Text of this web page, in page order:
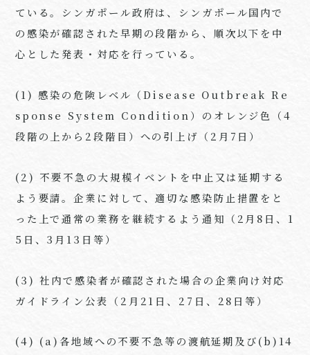
ている。シンガポール政府は、シンガポール国内で
の感染が確認された早期の段階から、順次以下を中
心とした発表・対応を行っている。
(1) 感染の危険レベル（Disease Outbreak Re
sponse System Condition）のオレンジ色（4
段階の上から2段階目）への引上げ（2月7日）
(2) 不要不急の大規模イベントを中止又は延期する
よう要請。企業に対して、適切な感染防止措置をと
った上で通常の業務を継続するよう通知（2月8日、1
5日、3月13日等）
(3) 社内で感染者が確認された場合の企業向け対応
ガイドライン公表（2月21日、27日、28日等）
(4) (a)各地域への不要不急等の渡航延期及び(b)14